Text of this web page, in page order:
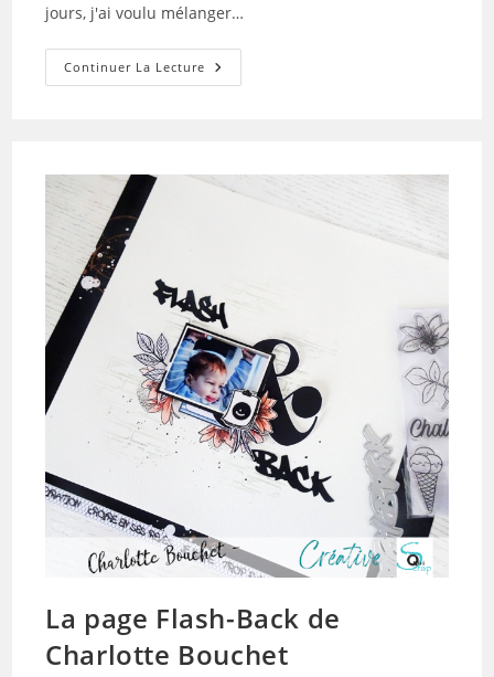
jours, j'ai voulu mélanger…
Continuer La Lecture Le
Memorydex
La page Flash-Back de
Charlotte Bouchet